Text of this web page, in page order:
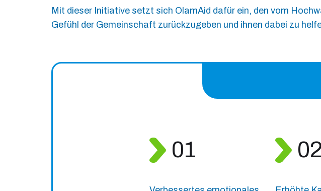
Mit dieser Initiative setzt sich OlamAid dafür ein, den vom
Gefühl der Gemeinschaft zurückzugeben und ihnen dabei zu
01 02